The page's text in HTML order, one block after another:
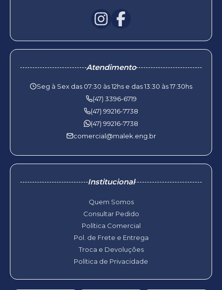
Atendimento
Seg à Sex das 07:30 às 12hs e das 13:30 às 17:30hs
(47) 3396-6719
(47) 99216-7738
(47) 99216-7738
comercial@malek.eng.br
Institucional
Quem Somos
Consultar Pedido
Política Comercial
Pol. de Frete e Entrega
Troca e Devoluções
Política de Privacidade